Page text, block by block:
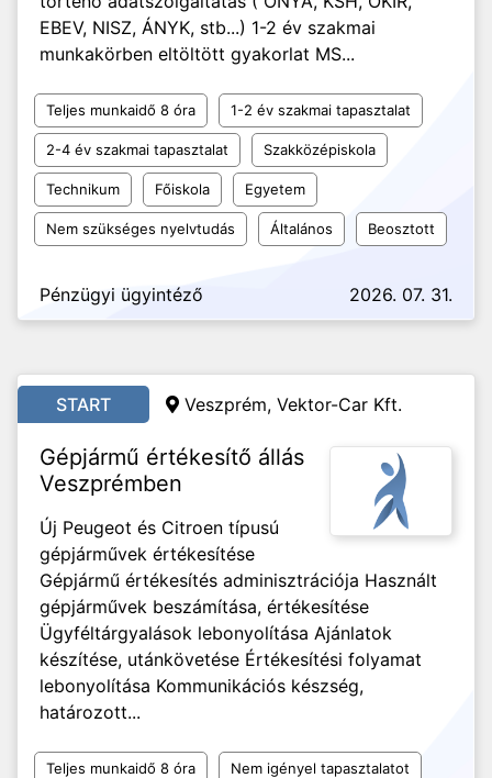
EBEV, NISZ, ÁNYK, stb...) 1-2 év szakmai
munkakörben eltöltött gyakorlat MS...
Teljes munkaidő 8 óra 1-2 év szakmai tapasztalat
2-4 év szakmai tapasztalat Szakközépiskola
Technikum Főiskola Egyetem
Nem szükséges nyelvtudás Általános Beosztott
Pénzügyi ügyintéző 2026. 07. 31.
START Veszprém, Vektor-Car Kft.
Gépjármű értékesítő állás
Veszprémben
Új Peugeot és Citroen típusú
gépjárművek értékesítése
Gépjármű értékesítés adminisztrációja Használt
gépjárművek beszámítása, értékesítése
Ügyféltárgyalások lebonyolítása Ajánlatok
készítése, utánkövetése Értékesítési folyamat
lebonyolítása Kommunikációs készség,
határozott...
Teljes munkaidő 8 óra Nem igényel tapasztalatot